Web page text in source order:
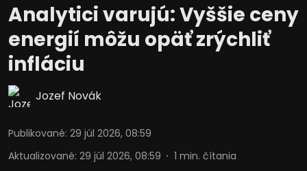
Analytici varujú: Vyššie ceny
energií môžu opäť zrýchliť
infláciu
Jozef Novák
Publikované: 29 júl 2026, 08:59
Aktualizované: 29 júl 2026, 08:59 1 min. čítania